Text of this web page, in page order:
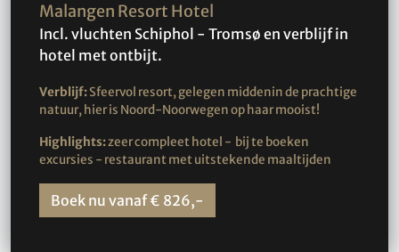
Malangen Resort Hotel
Incl. vluchten Schiphol - Tromsø en verblijf in
hotel met ontbijt.
Verblijf:Sfeervol resort, gelegen middenin de prachtige
natuur, hier is Noord-Noorwegen op haar mooist!
Highlights:zeer compleet hotel - bij te boeken
excursies - restaurant met uitstekende maaltijden
Boek nu vanaf € 826,-